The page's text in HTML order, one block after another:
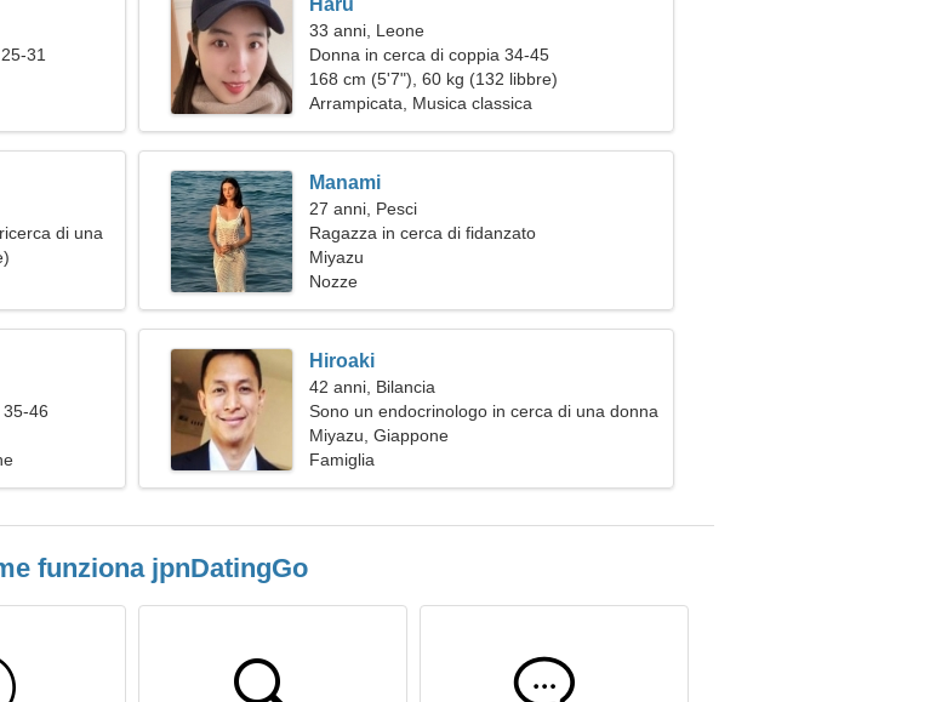
31
Haru
33 anni, Leone
Donna in cerca di coppia 34-45
168 cm (5'7"), 60 kg (132 libbre)
Arrampicata, Musica classica
di una
Manami
27 anni, Pesci
Ragazza in cerca di fidanzato
Miyazu
Nozze
46
Hiroaki
42 anni, Bilancia
Sono un endocrinologo in cerca di una donna
affascinante
Miyazu, Giappone
Famiglia
funziona jpnDatingGo